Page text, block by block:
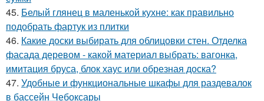
45. Белый глянец в маленькой кухне: как правильно
подобрать фартук из плитки
46. Какие доски выбирать для облицовки стен. Отделка
фасада деревом - какой материал выбрать: вагонка,
имитация бруса, блок хаус или обрезная доска?
47. Удобные и функциональные шкафы для раздевалок
в бассейн Чебоксары